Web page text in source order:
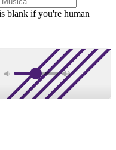
blank if you're human